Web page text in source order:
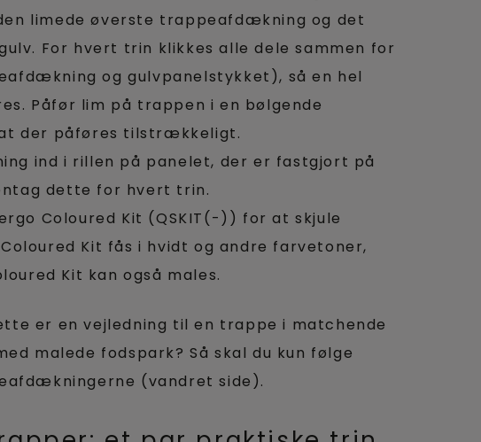
limede øverste trappeafdækning og det
For hvert trin klikkes alle dele sammen for
og gulvpanelstykket), så en hel
Påfør lim på trappen i en bølgende
der påføres tilstrækkeligt.
ind i rillen på panelet, der er fastgjort på
dette for hvert trin.
Coloured Kit (QSKIT(-)) for at skjule
Kit fås i hvidt og andre farvetoner,
Kit kan også males.
er en vejledning til en trappe i matchende
malede fodspark? Så skal du kun følge
(vandret side).